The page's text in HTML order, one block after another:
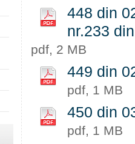
448 din
nr.233
pdf, 2 MB
449 din
pdf, 1 MB
450 din
pdf, 1 MB